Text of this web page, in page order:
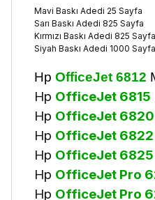
Mavi Baskı Adedi 25 Sayfa
Sarı Baskı Adedi 825 Sayfa
Kırmızı Baskı Adedi 825 Sayfa
Siyah Baskı Adedi 1000 Sayfa
Hp OfficeJet 6812
Hp OfficeJet 6815
Hp OfficeJet 6820
Hp OfficeJet 6822
Hp OfficeJet 6825
Hp OfficeJet Pro
Hp OfficeJet Pro